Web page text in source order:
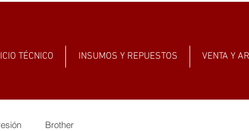
TÉCNICO INSUMOS Y REPUESTOS VENTA Y
Brother